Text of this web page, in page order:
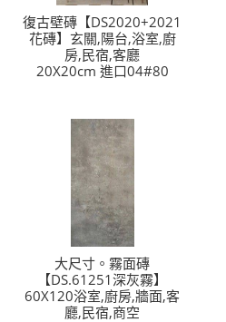
復古壁磚【DS2020+2021
花磚】玄關,陽台,浴室,廚
房,民宿,客廳
20X20cm 進口04#80
大尺寸。霧面磚
【DS.61251深灰霧】
60X120浴室,廚房,牆面,客
廳,民宿,商空